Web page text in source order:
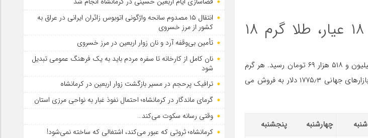
قیمت طلا امروز ۲۴ آبان ۱۴۰۱ در بازار (مثقال ۱۸ عیار، طلا گرم ۱۸
امروز ۲۴ آبان ماه ۱۴۰۱ اعلام شد. بر این اساس هر گرم طلای ۱۸ عیار به قیمت ۱ میلیون و ۵۱۸ هزار ۶۹ تومان رسید. هر گرم
طلای ۲۴ عیار ۱ میلیون و ۵۱۸ هزار ۶۹ تومان قیمت گذاری شد. همچنین هر اونس طلا در بازارهای جهانی ۱۷۷۵٫۳ دلار به فروش می
چهارشنبه پنجشنبه
انتقال ۱۵ مصدوم سانحه واژگونی اتوبوس زائران ایرانی در عراق به
کشور از مرز خسروی
تأمین بی‌وقفه آرد و نان زوار اربعین در مرز خسروی
نان کامل از کارخانه تا سفره مردم باید به یک فرهنگ عمومی تبدیل
شود
ترافیک پرحجم در مسیر بازگشت زوار اربعین در کرمانشاه
گرمای ماندگار در کرمانشاه؛ احتمال نفوذ غبار به نواحی مرزی استان
وقتی رسانه سکوت می‌کند…
کرمانشاه؛ ثروتی که عبور می‌کند، اشتغالی که ساخته نمی‌شود!